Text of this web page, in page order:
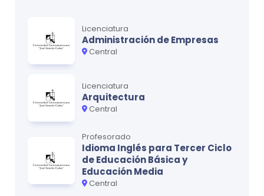
Cálculo II
0
Física I
Ciencia de los materiales
Optativa humanístico-social III
4
Licenciatura
Administración de Empresas
Central
Licenciatura
Arquitectura
Central
Profesorado
Idioma Inglés para Tercer Ciclo
de Educación Básica y
Educación Media
Central